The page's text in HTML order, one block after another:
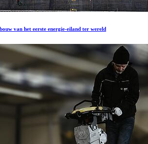
van het eerste energie-eiland ter wereld